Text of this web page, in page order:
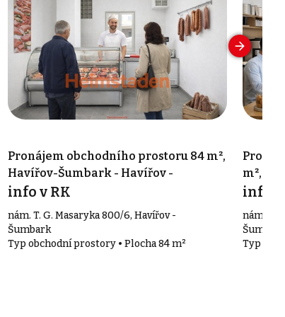
Pronájem obchodního prostoru 84 m²,
Havířov-Šumbark - Havířov -
Šumbark
info v RK
nám. T. G. Masaryka 800/6, Havířov -
Šumbark
Typ obchodní prostory • Plocha 84 m²
m²,
info v
nám. T.
Šumbark
Typ